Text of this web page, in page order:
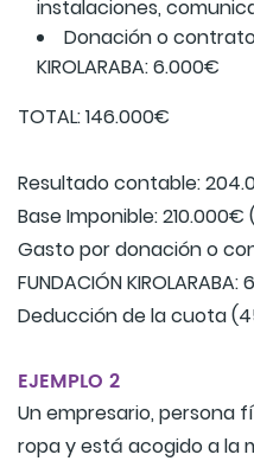
instalaciones,
Donación o
KIROLARABA: 6.000€
TOTAL: 146.000€
Resultado contable:
Base Imponible:
Gasto por donación o
FUNDACIÓN
Deducción de la cuota
EJEMPLO 2
Un empresario, persona
ropa y está acogido a la